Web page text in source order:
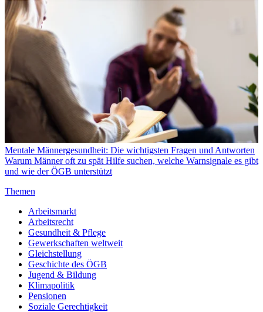
Mentale Männergesundheit: Die wichtigsten Fragen und Antworten
Warum Männer oft zu spät Hilfe suchen, welche Warnsignale es gibt
und wie der ÖGB unterstützt
Themen
Arbeitsmarkt
Arbeitsrecht
Gesundheit & Pflege
Gewerkschaften weltweit
Gleichstellung
Geschichte des ÖGB
Jugend & Bildung
Klimapolitik
Pensionen
Soziale Gerechtigkeit